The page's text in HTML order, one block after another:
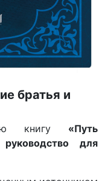
братья и
книгу «Путь
руководство для